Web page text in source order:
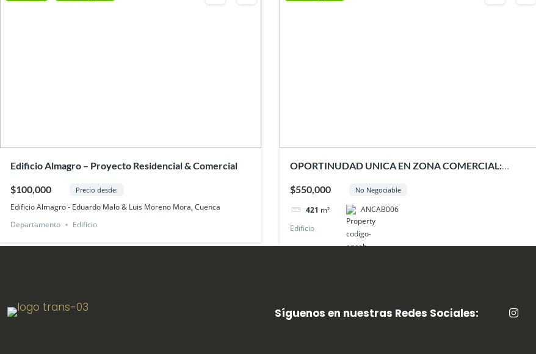
Edificio Almagro – Proyecto Residencial & Comercial
$100,000 Precio desde:
Edificio Almagro - Eduardo Malo & Luis Moreno Mora, Cuenca
Departamento
Edificio
OPORTINUDAD UNICA EN ZONA COMERCIAL:
$550,000 No Negociable
421 m²
ANCAB006
Edificio
Síguenos en nuestras Redes Sociales: